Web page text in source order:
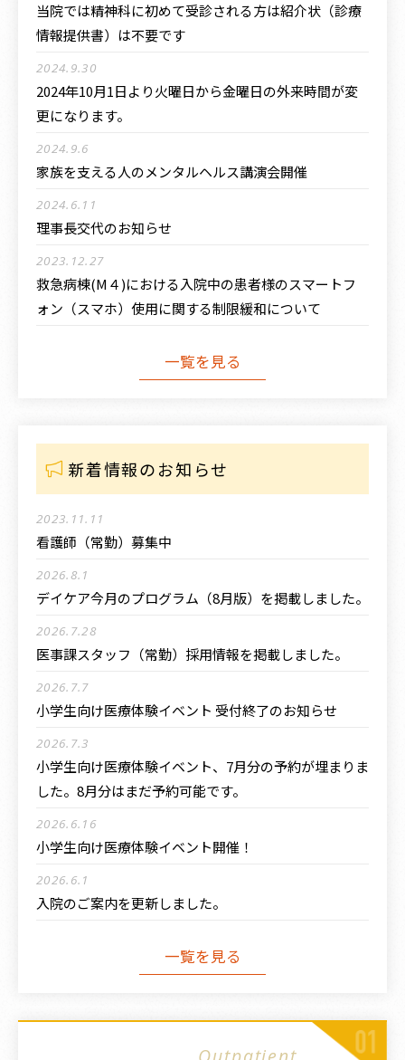
当院では精神科に初めて受診される方は紹介状（診療
情報提供書）は不要です
2024.9.30
2024年10月1日より火曜日から金曜日の外来時間が変
更になります。
2024.9.6
家族を支える人のメンタルヘルス講演会開催
2024.6.11
理事長交代のお知らせ
2023.12.27
救急病棟(M４)における入院中の患者様のスマートフ
ォン（スマホ）使用に関する制限緩和について
一覧を見る
新着情報のお知らせ
2023.11.11
看護師（常勤）募集中
2026.8.1
デイケア今月のプログラム（8月版）を掲載しました。
2026.7.28
医事課スタッフ（常勤）採用情報を掲載しました。
2026.7.7
小学生向け医療体験イベント 受付終了のお知らせ
2026.7.3
小学生向け医療体験イベント、7月分の予約が埋まりま
した。8月分はまだ予約可能です。
2026.6.16
小学生向け医療体験イベント開催！
2026.6.1
入院のご案内を更新しました。
一覧を見る